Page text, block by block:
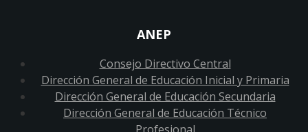
ANEP
Consejo Directivo Central
Dirección General de Educación Inicial y Primaria
Dirección General de Educación Secundaria
Dirección General de Educación Técnico